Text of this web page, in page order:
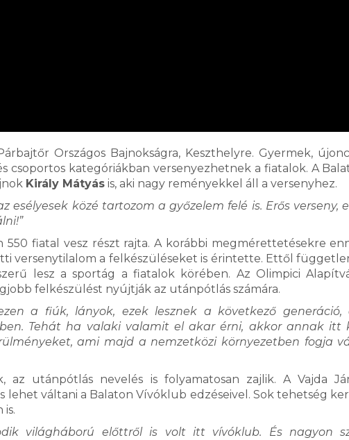
Országos Bajnokságra, Keszthelyre. Gyermek,
csoportos kategóriákban versenyezhetnek a fiatalok. A
Király Mátyásis, aki nagy reményekkel áll a versenyhez.
közé tartozom a győzelem felé is. Erős verseny,
550 fiatal vesz részt rajta. A korábbi megmérettetésekre
versenytilalom a felkészüléseket is érintette. Ettől
lesz a sportág a fiatalok körében. Az Olimpici
felkészülést nyújtják az utánpótlás számára.
a fiúk, lányok, ezek lesznek a következő generáció,
Tehát ha valaki valamit el akar érni, akkor annak itt
ami majd a nemzetközi környezetben fogja
az utánpótlás nevelés is folyamatosan zajlik. A Vajda
lehet váltani a Balaton Vívóklub edzéseivel. Sok tehetség
világháború előttről is volt itt vívóklub. És nagyon